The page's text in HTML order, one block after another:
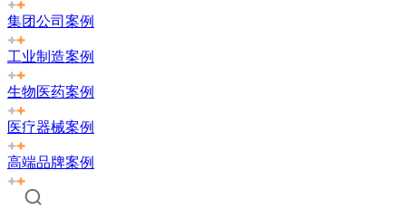
集团公司案例
工业制造案例
生物医药案例
医疗器械案例
高端品牌案例